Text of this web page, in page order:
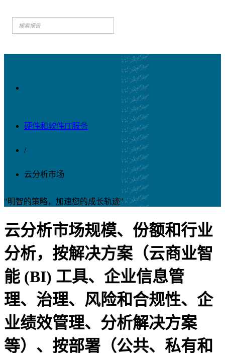
硬件和软件IT服务
/
云分析市场
"明智的策略，加速您的成长轨迹"
云分析市场规模、份额和行业
分析，按解决方案（云商业智
能 (BI) 工具、企业信息管
理、治理、风险和合规性、企
业绩效管理、分析解决方案
等）、按部署（公共、私有和